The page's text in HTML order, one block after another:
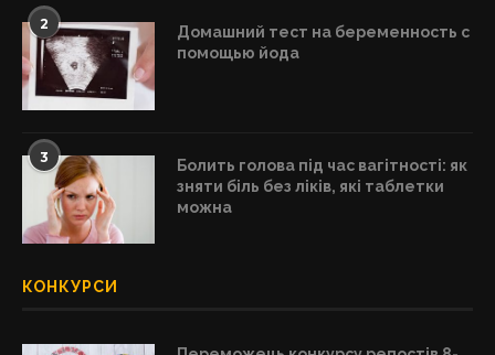
2
Домашний тест на беременность с
помощью йода
3
Болить голова під час вагітності: як
зняти біль без ліків, які таблетки
можна
КОНКУРСИ